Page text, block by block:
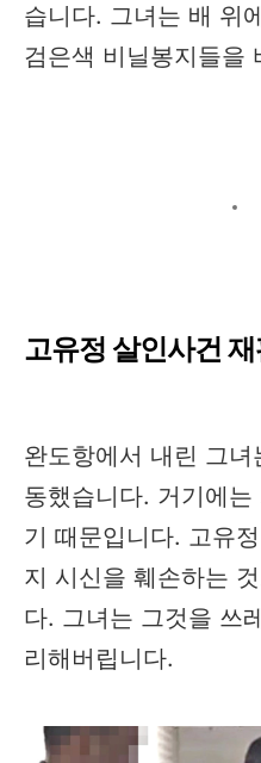
습니다. 그녀는 배 위
검은색 비닐봉지들을
고유정 살인사건
완도항에서 내린 그
동했습니다. 거기에
기 때문입니다. 고유
지 시신을 훼손하는
다. 그녀는 그것을 쓰
리해버립니다.